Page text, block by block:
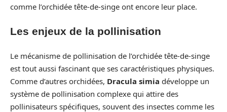
comme l’orchidée tête-de-singe ont encore leur place.
Les enjeux de la pollinisation
Le mécanisme de pollinisation de l’orchidée tête-de-singe
est tout aussi fascinant que ses caractéristiques physiques.
Comme d’autres orchidées, Dracula simia développe un
système de pollinisation complexe qui attire des
pollinisateurs spécifiques, souvent des insectes comme les